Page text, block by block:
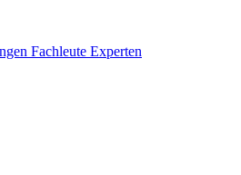
Fachleute Experten